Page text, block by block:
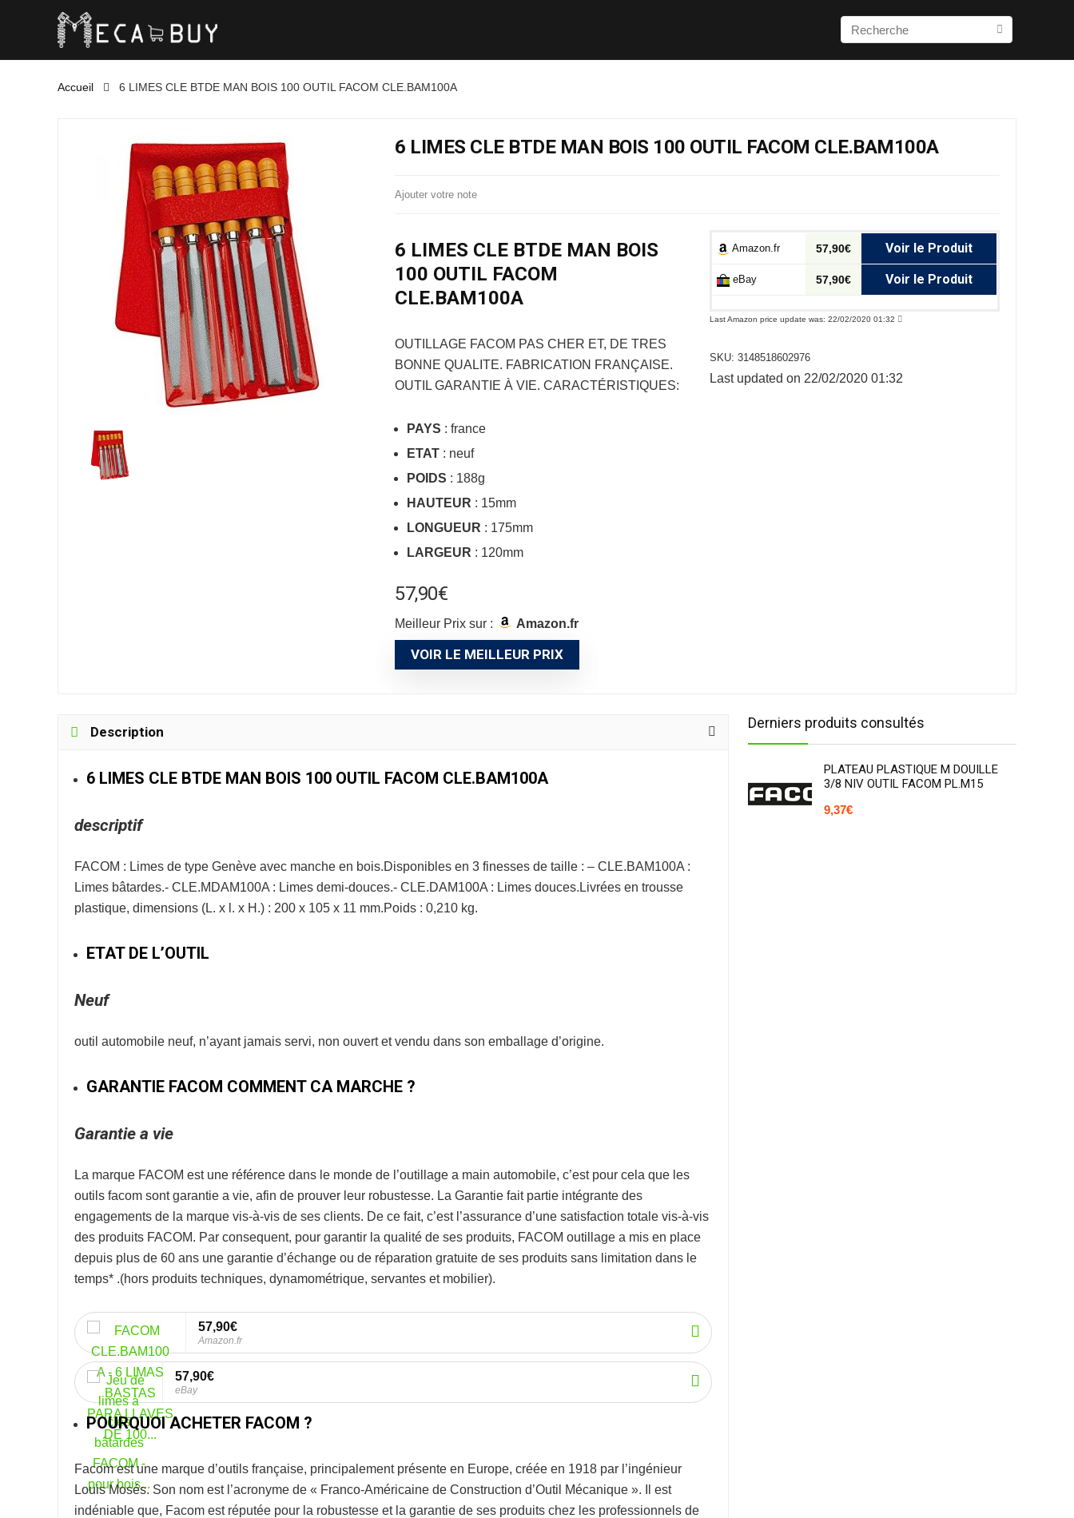
Accueil 6 LIMES CLE BTDE MAN BOIS 100 OUTIL FACOM CLE.BAM100A
6 LIMES CLE BTDE MAN BOIS 100 OUTIL FACOM CLE.BAM100A
Ajouter votre note
6 LIMES CLE BTDE MAN BOIS
100 OUTIL FACOM
CLE.BAM100A
OUTILLAGE FACOM PAS CHER ET, DE TRES
BONNE QUALITE. FABRICATION FRANÇAISE.
OUTIL GARANTIE À VIE. CARACTÉRISTIQUES:
PAYS : france
ETAT : neuf
POIDS : 188g
HAUTEUR : 15mm
LONGUEUR : 175mm
LARGEUR : 120mm
57,90€
Meilleur Prix sur : Amazon.fr
VOIR LE MEILLEUR PRIX
Amazon.fr 57,90€ Voir le Produit
eBay 57,90€ Voir le Produit
Last Amazon price update was: 22/02/2020 01:32
SKU: 3148518602976
Last updated on 22/02/2020 01:32
Description
6 LIMES CLE BTDE MAN BOIS 100 OUTIL FACOM CLE.BAM100A
descriptif
FACOM : Limes de type Genève avec manche en bois.Disponibles en 3 finesses de taille : – CLE.BAM100A :
Limes bâtardes.- CLE.MDAM100A : Limes demi-douces.- CLE.DAM100A : Limes douces.Livrées en trousse
plastique, dimensions (L. x l. x H.) : 200 x 105 x 11 mm.Poids : 0,210 kg.
ETAT DE L’OUTIL
Neuf
outil automobile neuf, n’ayant jamais servi, non ouvert et vendu dans son emballage d’origine.
GARANTIE FACOM COMMENT CA MARCHE ?
Garantie a vie
La marque FACOM est une référence dans le monde de l’outillage a main automobile, c’est pour cela que les
outils facom sont garantie a vie, afin de prouver leur robustesse. La Garantie fait partie intégrante des
engagements de la marque vis-à-vis de ses clients. De ce fait, c’est l’assurance d’une satisfaction totale vis-à-vis
des produits FACOM. Par consequent, pour garantir la qualité de ses produits, FACOM outillage a mis en place
depuis plus de 60 ans une garantie d’échange ou de réparation gratuite de ses produits sans limitation dans le
temps* .(hors produits techniques, dynamométrique, servantes et mobilier).
57,90€
Amazon.fr
57,90€
eBay
POURQUOI ACHETER FACOM ?
Facomest une marque d’outils française, principalement présente en Europe, créée en 1918 par l’ingénieur
Louis Mosés. Son nom est l’acronyme de « Franco-Américaine de Construction d’Outil Mécanique ». Il est
indéniable que, Facom est réputée pour la robustesse et la garantie de ses produits chez les professionnels de
Derniers produits consultés
PLATEAU PLASTIQUE M DOUILLE
3/8 NIV OUTIL FACOM PL.M15
9,37€